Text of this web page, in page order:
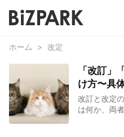
ホーム > 改定
「改訂」
け方〜具
改訂と改定
は何か、両